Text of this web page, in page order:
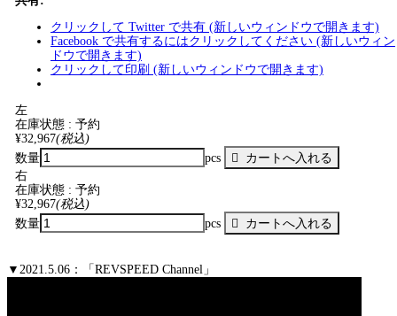
クリックして Twitter で共有 (新しいウィンドウで開きます)
Facebook で共有するにはクリックしてください (新しいウィン
ドウで開きます)
クリックして印刷 (新しいウィンドウで開きます)
左
在庫状態 : 予約
¥32,967(税込)
数量
pcs
右
在庫状態 : 予約
¥32,967(税込)
数量
pcs
▼2021.5.06：「REVSPEED Channel」